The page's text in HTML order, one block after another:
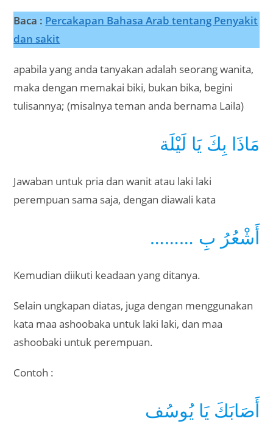
Baca : Percakapan Bahasa Arab tentang Penyakit
dan sakit
apabila yang anda tanyakan adalah seorang wanita,
maka dengan memakai biki, bukan bika, begini
tulisannya; (misalnya teman anda bernama Laila)
مَاذَا بِكَ يَا لَيْلَة
Jawaban untuk pria dan wanit atau laki laki
perempuan sama saja, dengan diawali kata
……… أَشْعُرُ بِ
Kemudian diikuti keadaan yang ditanya.
Selain ungkapan diatas, juga dengan menggunakan
kata maa ashoobaka untuk laki laki, dan maa
ashoobaki untuk perempuan.
Contoh :
أَصَابَكَ يَا يُوسُف